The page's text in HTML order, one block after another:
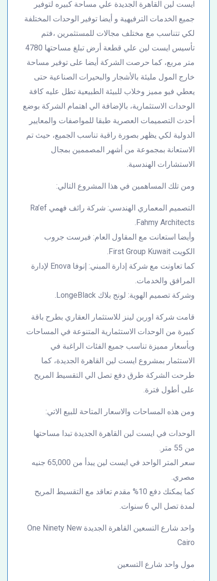
ايست لين القاهرة الجديدة علي مساحة كبيره لتوفير
جميع الخدمات الترفيهية و أيضا توفير الوحدات المختلفة
لكي تتناسب مع مختلف مجالات للمستثمرين ،فتم
تأسيس ايست لين علي قطعة أرض تبلغ مساحتها 4780
متر مربع، كما حرصت الشركة أيضا على توفير مساحة
خارج المول مليئة بالأشجار والبحيرات الصناعية حتى
يعطي فيو مميز وخلاب للبيئة الطبيعية تطل عليه كافة
الوحدات الاستثمارية، بالإضافة الي اهتمام الشركة بوضع
أحدث التصميمات العصرية طبقا للمواصفات والمعايير
الدولية لكي يظهر بصورة راقية تناسب الجميع، حيث تم
الاستعانة بمجموعة من أشهر المصممين بمجال
الاستشارات الهندسية.
ومن تلك المساهمين في هذا المشروع التالي:
التصميم المعماري الهندسي: شركة رائف فهمي Ra’ef
Fahmy Architects.
وأيضا استعانت مع المقاول العام: فيرست جروب
الكويت First Group Kuwait.
كما تعاونت مع شركة إدارة المبني: إنوفا Enova لإدارة
المرافق والخدمات.
وشركة تصميم الهوية: لونج بلاك LongeBlack.
قامت شركة اوربن لينز للاستثمار العقاري بطرح باقة
كبيرة من الوحدات الاستثمارية المتنوعة في المساحات
وبأسعار مميزة تناسب جميع الفئات الراغبة في
الاستثمار بمشروع ايست لين القاهرة الجديدة، كما
طرحت الشركة طرق دفع تصل الي التقسيط المريح
على أطول فترة.
ومن هذه المساحات والاسعار المتاحة للبيع الاتي:
الوحدات في ايست لين القاهرة الجديدة تبدا مساحتها
من 55 متر.
سعر المتر الواحد في ايست لين يبدأ من 65,000 جنيه
مصري.
كما يمكنك دفع 10% مقدم تعاقد مع التقسيط المريح
لمدة تصل الي 6 سنوات.
واحد شارع التسعين القاهرة الجديدة One Ninety New
Cairo
مول واحد شارع التسعين